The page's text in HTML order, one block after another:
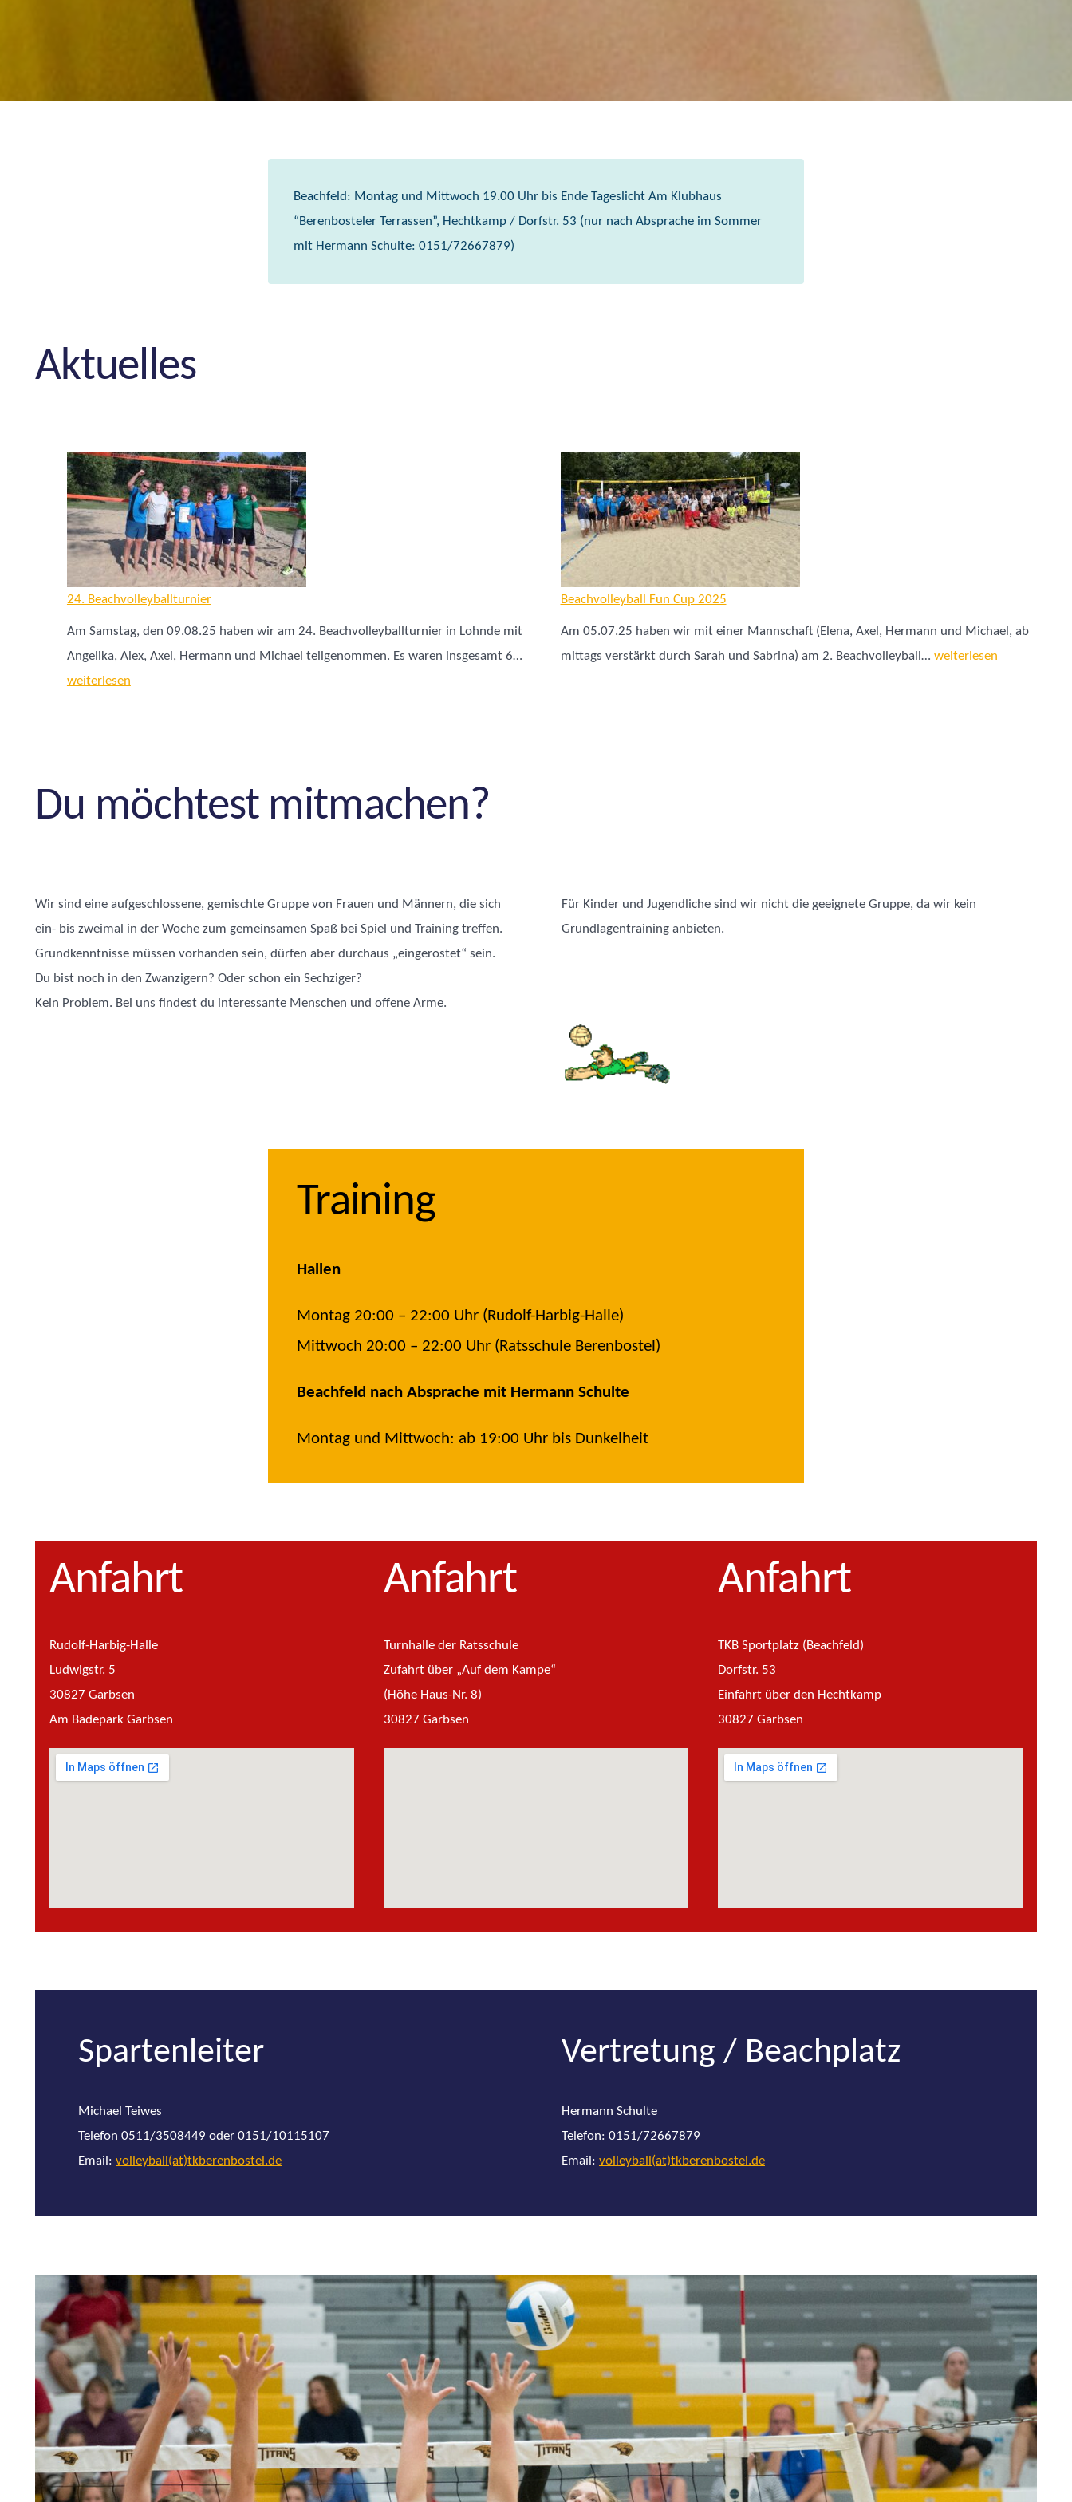
Beachfeld: Montag und Mittwoch 19.00 Uhr bis Ende Tageslicht Am Klubhaus
“Berenbosteler Terrassen”, Hechtkamp / Dorfstr. 53 (nur nach Absprache im Sommer
mit Hermann Schulte: 0151/72667879)
Aktuelles
24. Beachvolleyballturnier
Am Samstag, den 09.08.25 haben wir am 24. Beachvolleyballturnier in Lohnde mit
Angelika, Alex, Axel, Hermann und Michael teilgenommen. Es waren insgesamt 6…
weiterlesen
Beachvolleyball Fun Cup 2025
Am 05.07.25 haben wir mit einer Mannschaft (Elena, Axel, Hermann und Michael, ab
mittags verstärkt durch Sarah und Sabrina) am 2. Beachvolleyball… Beachvolleyball
weiterlesen
Du möchtest mitmachen?
Wir sind eine aufgeschlossene, gemischte Gruppe von Frauen und Männern, die sich
ein- bis zweimal in der Woche zum gemeinsamen Spaß bei Spiel und Training treffen.
Grundkenntnisse müssen vorhanden sein, dürfen aber durchaus „eingerostet“ sein.
Du bist noch in den Zwanzigern? Oder schon ein Sechziger?
Kein Problem. Bei uns findest du interessante Menschen und offene Arme.
Für Kinder und Jugendliche sind wir nicht die geeignete Gruppe, da wir kein
Grundlagentraining anbieten.
Training
Hallen
Montag 20:00 – 22:00 Uhr (Rudolf-Harbig-Halle)
Mittwoch 20:00 – 22:00 Uhr (Ratsschule Berenbostel)
Beachfeld nach Absprache mit Hermann Schulte
Montag und Mittwoch: ab 19:00 Uhr bis Dunkelheit
Anfahrt
Rudolf-Harbig-Halle
Ludwigstr. 5
30827 Garbsen
Am Badepark Garbsen
Anfahrt
Turnhalle der Ratsschule
Zufahrt über „Auf dem Kampe“
(Höhe Haus-Nr. 8)
30827 Garbsen
Anfahrt
TKB Sportplatz (Beachfeld)
Dorfstr. 53
Einfahrt über den Hechtkamp
30827 Garbsen
Spartenleiter
Michael Teiwes
Telefon 0511/3508449 oder 0151/10115107
Email: volleyball(at)tkberenbostel.de
Vertretung / Beachplatz
Hermann Schulte
Telefon: 0151/72667879
Email: volleyball(at)tkberenbostel.de